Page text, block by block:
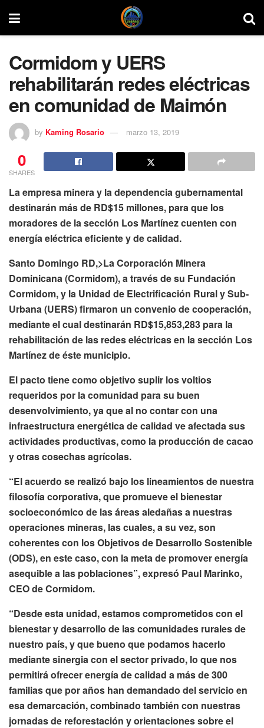
Cormidom y UERS
rehabilitarán redes eléctricas
en comunidad de Maimón
by Kaming Rosario marzo 13, 2019
0
SHARES
La empresa minera y la dependencia gubernamental
destinarán más de RD$15 millones, para que los
moradores de la sección Los Martínez cuenten con
energía eléctrica eficiente y de calidad.
Santo Domingo RD,>La Corporación Minera
Dominicana (Cormidom), a través de su Fundación
Cormidom, y la Unidad de Electrificación Rural y Sub-
Urbana (UERS) firmaron un convenio de cooperación,
mediante el cual destinarán RD$15,853,283 para la
rehabilitación de las redes eléctricas en la sección Los
Martínez de éste municipio.
El pacto tiene como objetivo suplir los voltios
requeridos por la comunidad para su buen
desenvolvimiento, ya que al no contar con una
infraestructura energética de calidad ve afectada sus
actividades productivas, como la producción de cacao
y otras cosechas agrícolas.
“El acuerdo se realizó bajo los lineamientos de nuestra
filosofía corporativa, que promueve el bienestar
socioeconómico de las áreas aledañas a nuestras
operaciones mineras, las cuales, a su vez, son
coherentes con los Objetivos de Desarrollo Sostenible
(ODS), en este caso, con la meta de promover energía
asequible a las poblaciones”, expresó Paul Marinko,
CEO de Cormidom.
“Desde esta unidad, estamos comprometidos con el
bienestar y desarrollo de las comunidades rurales de
nuestro país, y que bueno que podamos hacerlo
mediante sinergia con el sector privado, lo que nos
permitirá ofrecer energía de calidad a más de 300
familias que por años han demandado del servicio en
esa demarcación, combinado también con nuestras
jornadas de reforestación y orientaciones sobre el